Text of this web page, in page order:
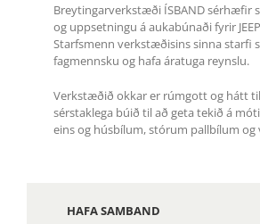
Breytingarverkstæði ÍSBAND sérhæfir
og uppsetningu á aukabúnaði fyrir
Starfsmenn verkstæðisins sinna starfi
fagmennsku og hafa áratuga reynslu.
Verkstæðið okkar er rúmgott og hátt
sérstaklega búið til að geta tekið á
eins og húsbílum, stórum pallbílum
HAFA SAMBAND